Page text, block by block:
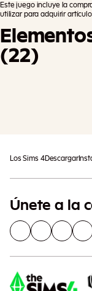
Este juego incluye la
utilizar para adquirir
(22)
Los Sims 4Descargar
Únete a la